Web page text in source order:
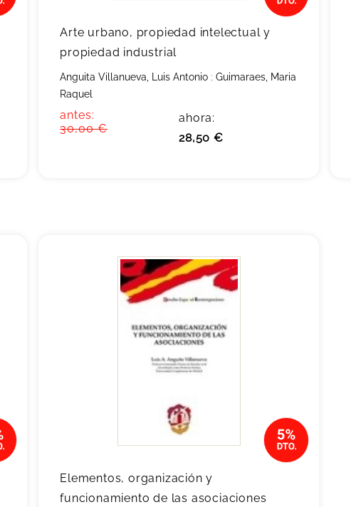
Arte urbano, propiedad intelectual y
propiedad industrial
Anguita Villanueva, Luis Antonio ;Guimaraes, Maria
Raquel
antes:
30,00 €
ahora:
28,50 €
Elementos, organización y
funcionamiento de las asociaciones